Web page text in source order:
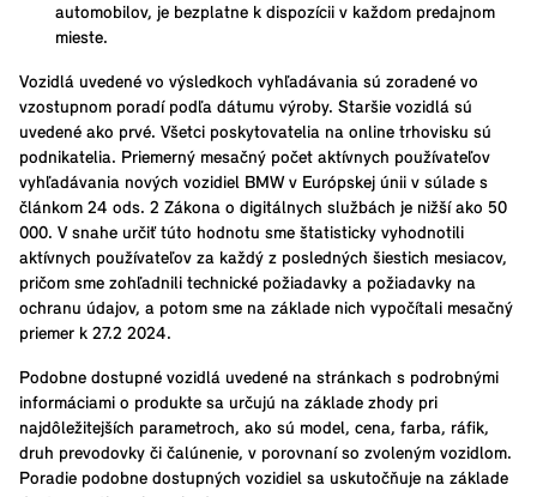
automobilov, je bezplatne k dispozícii v každom predajnom
mieste.
Vozidlá uvedené vo výsledkoch vyhľadávania sú zoradené vo
vzostupnom poradí podľa dátumu výroby. Staršie vozidlá sú
uvedené ako prvé. Všetci poskytovatelia na online trhovisku sú
podnikatelia. Priemerný mesačný počet aktívnych používateľov
vyhľadávania nových vozidiel BMW v Európskej únii v súlade s
článkom 24 ods. 2 Zákona o digitálnych službách je nižší ako 50
000. V snahe určiť túto hodnotu sme štatisticky vyhodnotili
aktívnych používateľov za každý z posledných šiestich mesiacov,
pričom sme zohľadnili technické požiadavky a požiadavky na
ochranu údajov, a potom sme na základe nich vypočítali mesačný
priemer k 27.2 2024.
Podobne dostupné vozidlá uvedené na stránkach s podrobnými
informáciami o produkte sa určujú na základe zhody pri
najdôležitejších parametroch, ako sú model, cena, farba, ráfik,
druh prevodovky či čalúnenie, v porovnaní so zvoleným vozidlom.
Poradie podobne dostupných vozidiel sa uskutočňuje na základe